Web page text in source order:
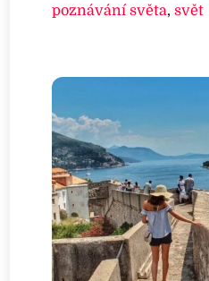
poznávání světa,svět